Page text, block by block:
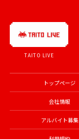
TAITO LIVE
トップページ
会社情報
アルバイト募集